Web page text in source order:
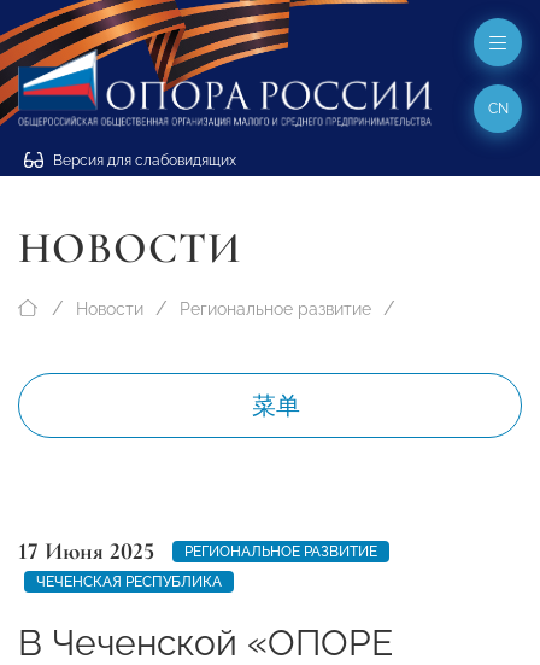
Версия для слабовидящих
CN
НОВОСТИ
Новости Региональное развитие
菜单
17 Июня 2025
РЕГИОНАЛЬНОЕ РАЗВИТИЕ
ЧЕЧЕНСКАЯ РЕСПУБЛИКА
В Чеченской «ОПОРЕ